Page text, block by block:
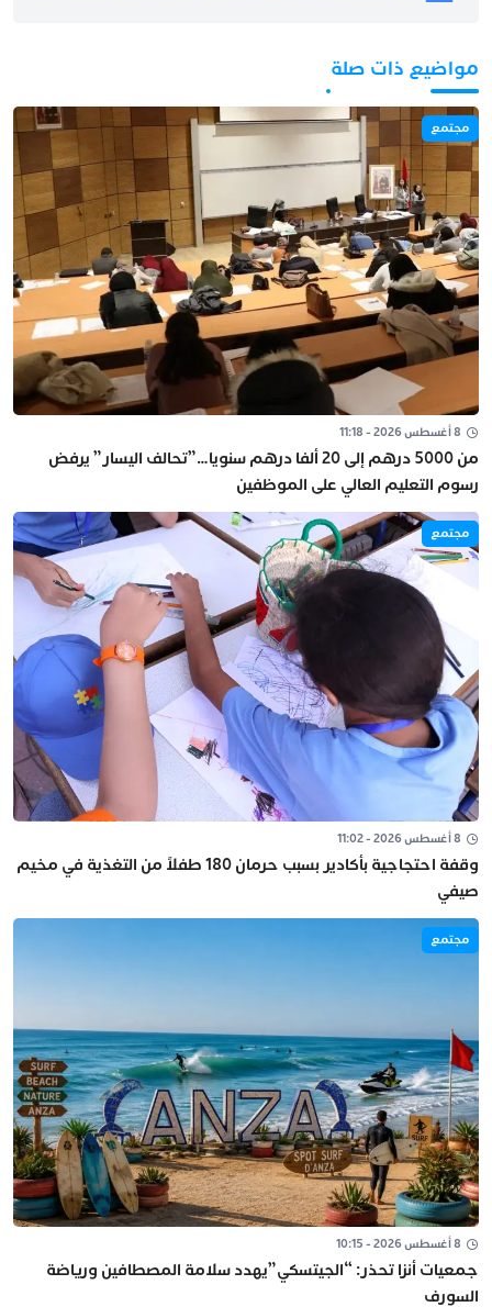
مواضيع ذات صلة
مجتمع
8 أغسطس 2026 - 11:18
من 5000 درهم إلى 20 ألفا درهم سنويا…”تحالف اليسار” يرفض
رسوم التعليم العالي على الموظفين
مجتمع
8 أغسطس 2026 - 11:02
وقفة احتجاجية بأكادير بسبب حرمان 180 طفلاً من التغذية في مخيم
صيفي
مجتمع
8 أغسطس 2026 - 10:15
جمعيات أنزا تحذر: “الجيتسكي”يهدد سلامة المصطافين ورياضة
السورف